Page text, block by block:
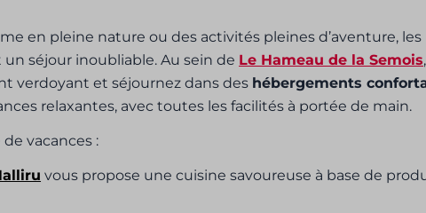
en pleine nature ou des activités pleines d’aventure, les
séjour inoubliable. Au sein de Le Hameau de la Semois,
verdoyant et séjournez dans des hébergements
relaxantes, avec toutes les facilités à portée de main.
vacances :
vous propose une cuisine savoureuse à base de